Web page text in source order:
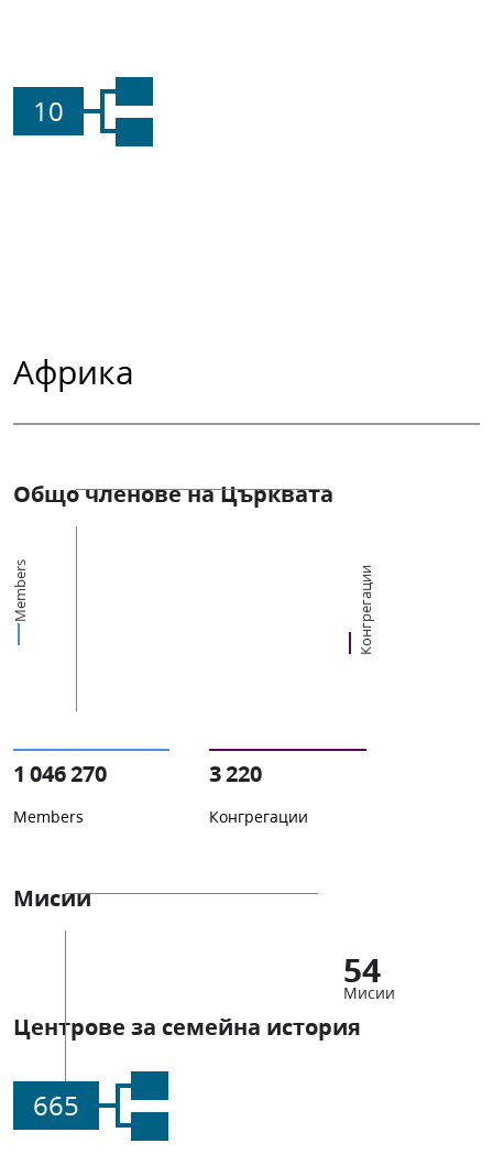
10
Африка
Общо членове на Църквата
Members Конгрегации
1 046 270
Members
3 220
Конгрегации
Мисии
54
Мисии
Центрове за семейна история
665